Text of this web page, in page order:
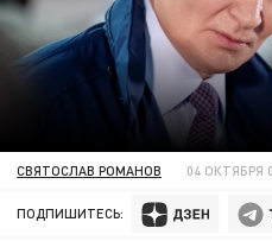
СВЯТОСЛАВ РОМАНОВ 04 ОКТЯБРЯ
ПОДПИШИТЕСЬ: